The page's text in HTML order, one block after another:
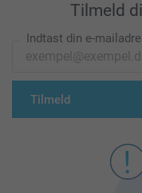
Tilmeld
Indtast din e-
Tilmeld